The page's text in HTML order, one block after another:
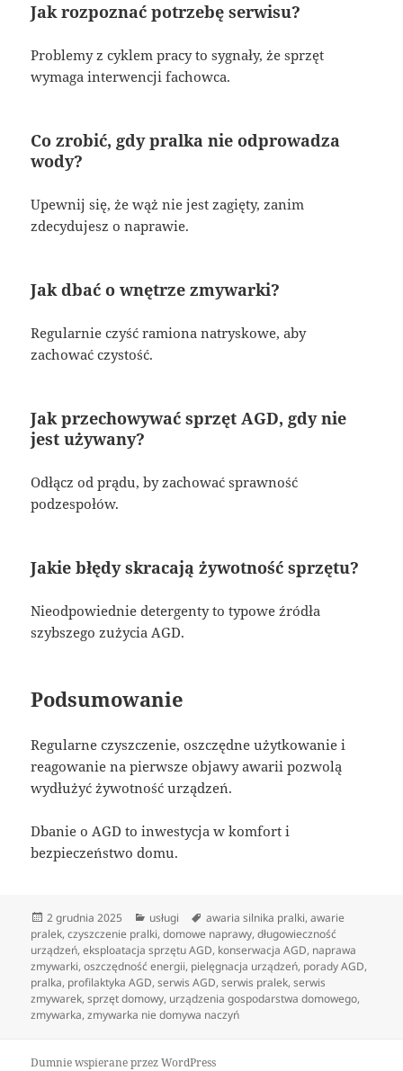
Jak rozpoznać potrzebę serwisu?
Problemy z cyklem pracy to sygnały, że sprzęt
wymaga interwencji fachowca.
Co zrobić, gdy pralka nie odprowadza
wody?
Upewnij się, że wąż nie jest zagięty, zanim
zdecydujesz o naprawie.
Jak dbać o wnętrze zmywarki?
Regularnie czyść ramiona natryskowe, aby
zachować czystość.
Jak przechowywać sprzęt AGD, gdy nie
jest używany?
Odłącz od prądu, by zachować sprawność
podzespołów.
Jakie błędy skracają żywotność sprzętu?
Nieodpowiednie detergenty to typowe źródła
szybszego zużycia AGD.
Podsumowanie
Regularne czyszczenie, oszczędne użytkowanie i
reagowanie na pierwsze objawy awarii pozwolą
wydłużyć żywotność urządzeń.
Dbanie o AGD to inwestycja w komfort i
bezpieczeństwo domu.
Data
publikacji
2 grudnia 2025 Kategorie
usługi Tagi
awaria silnika pralki,awarie
pralek,czyszczenie pralki,domowe naprawy,długowieczność
urządzeń,eksploatacja sprzętu AGD, konserwacja AGD, naprawa
zmywarki,oszczędność energii, pielęgnacja urządzeń, porady AGD,
pralka, profilaktyka AGD,serwis AGD,serwis pralek,serwis
zmywarek,sprzęt domowy, urządzenia gospodarstwa domowego,
zmywarka,zmywarka nie domywa naczyń
Dumnie wspierane przez WordPress